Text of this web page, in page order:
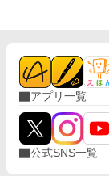
アプリ一覧
公式SNS一覧